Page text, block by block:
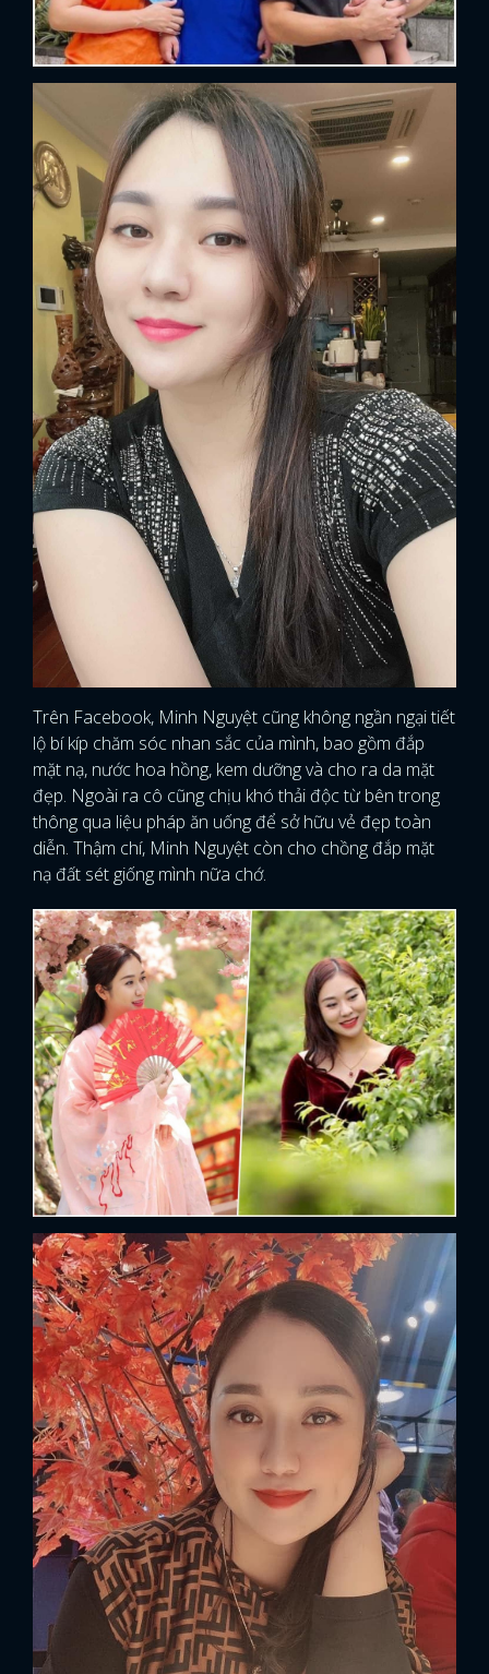
Trên Facebook, Minh Nguyệt cũng không ngần ngại tiết
lộ bí kíp chăm sóc nhan sắc của mình, bao gồm đắp
mặt nạ, nước hoa hồng, kem dưỡng và cho ra da mặt
đẹp. Ngoài ra cô cũng chịu khó thải độc từ bên trong
thông qua liệu pháp ăn uống để sở hữu vẻ đẹp toàn
diễn. Thậm chí, Minh Nguyệt còn cho chồng đắp mặt
nạ đất sét giống mình nữa chớ.